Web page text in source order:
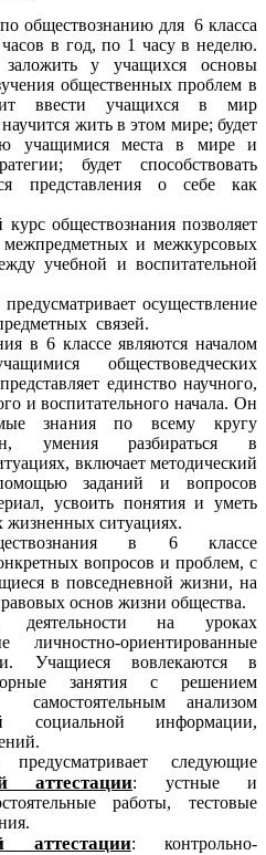
для 6 класса
в год, по 1 часу в неделю.
заложить у учащихся основы
общественных проблем в
ввести учащихся в мир
жить в этом мире; будет
учащимися места в мире и
будет способствовать
представления о себе как
позволяет
межпредметных и межкурсовых
учебной и воспитательной
осуществление
связей.
классе являются началом
обществоведческих
единство научного,
и воспитательного начала. Он
знания по всему кругу
умения разбираться в
включает методический
заданий и вопросов
усвоить понятия и уметь
жизненных ситуациях.
в 6 классе
вопросов и проблем, с
в повседневной жизни, на
основ жизни общества.
деятельности на уроках
личностно-ориентированные
Учащиеся вовлекаются в
занятия с решением
анализом
социальной информации,
следующие
аттестации: устные и
работы, тестовые
аттестации: контрольно-